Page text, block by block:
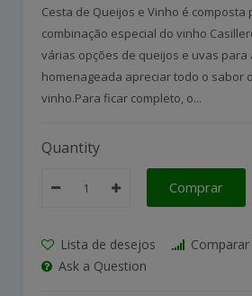
Cesta de Queijos e Vinho é composta
combinação especial do vinho
várias opções de queijos e uvas para
homenageada apreciar todo o sabor
vinho.Para ficar completo, o...
Quantity
Comprar
Lista de desejos
Comparar
Ask a Question